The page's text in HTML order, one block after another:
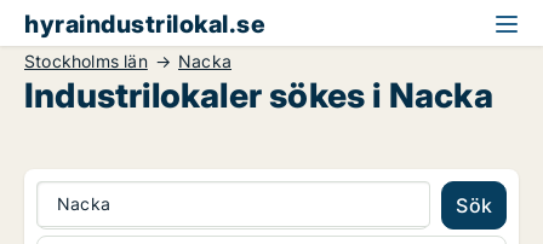
hyraindustrilokal.se
Stockholms län Nacka
Industrilokaler sökes i Nacka
Nacka Sök